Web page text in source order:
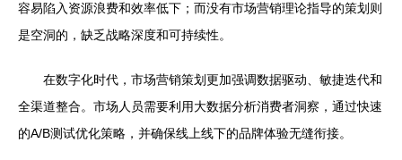
容易陷入资源浪费和效率低下；而没有市场营销理论指导的策划则
是空洞的，缺乏战略深度和可持续性。
在数字化时代，市场营销策划更加强调数据驱动、敏捷迭代和
全渠道整合。市场人员需要利用大数据分析消费者洞察，通过快速
的A/B测试优化策略，并确保线上线下的品牌体验无缝衔接。